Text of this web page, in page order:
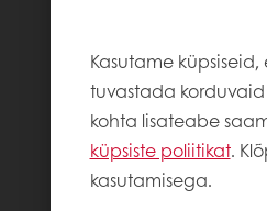
Kasutame
tuvastada korduvaid
kohta lisateabe
küpsiste poliitikat.
kasutamisega.